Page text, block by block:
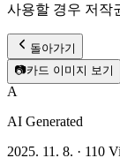
사용할 경우 저작
돌아가기
📷카드 이미지 보기
A
AI Generated
2025. 11. 8. · 110